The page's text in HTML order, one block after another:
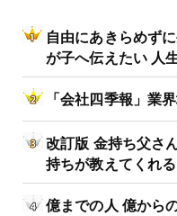
自由にあきらめず
が子へ伝えたい 人
「会社四季報」業
改訂版 金持ち父さ
持ちが教えてくれ
億までの人 億から